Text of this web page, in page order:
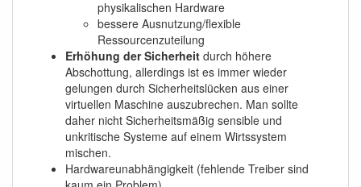
physikalischen Hardware
bessere Ausnutzung/flexible
Ressourcenzuteilung
Erhöhung der Sicherheit durch höhere
Abschottung, allerdings ist es immer wieder
gelungen durch Sicherheitslücken aus einer
virtuellen Maschine auszubrechen. Man sollte
daher nicht Sicherheitsmäßig sensible und
unkritische Systeme auf einem Wirtssystem
mischen.
Hardwareunabhängigkeit (fehlende Treiber sind